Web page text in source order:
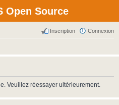
Open Source
Connexion
Inscription
Veuillez réessayer ultérieurement.